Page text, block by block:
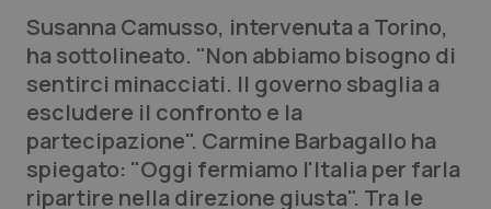
Lettere al direttore
Edizioni Regionali
QS Pro
Professionisti Sanitari.AI
Susanna Camusso, intervenuta a Torino,
ha sottolineato. "Non abbiamo bisogno di
sentirci minacciati. Il governo sbaglia a
escludere il confronto e la
partecipazione". Carmine Barbagallo ha
spiegato: "Oggi fermiamo l'Italia per farla
ripartire nella direzione giusta". Tra le